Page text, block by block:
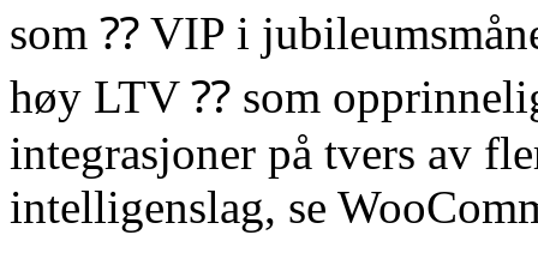
som ⁇ VIP i
høy LTV ⁇ som
integrasjoner på tvers av
intelligenslag, se